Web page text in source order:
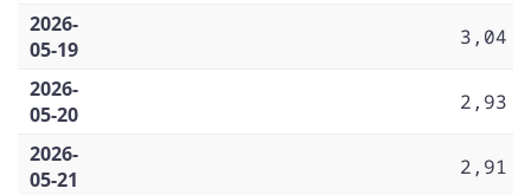
2026-
05-19
3,04
2026-
05-20
2,93
2026-
05-21
2,91